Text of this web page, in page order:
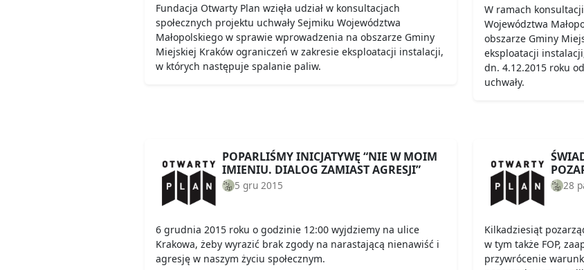
Fundacja Otwarty Plan wzięła udział w konsultacjach
społecznych projektu uchwały Sejmiku Województwa
Małopolskiego w sprawie wprowadzenia na obszarze Gminy
Miejskiej Kraków ograniczeń w zakresie eksploatacji instalacji,
w których następuje spalanie paliw.
W ramach
Województwa
obszarze Gminy
eksploatacji
dn. 4.12.2015 roku
uchwały.
POPARLIŚMY INICJATYWĘ “NIE W MOIM
IMIENIU. DIALOG ZAMIAST AGRESJI”
5 gru 2015
6 grudnia 2015 roku o godzinie 12:00 wyjdziemy na ulice
Krakowa, żeby wyrazić brak zgody na narastającą nienawiść i
agresję w naszym życiu społecznym.
28
Kilkadziesiąt
w tym także FOP,
przywrócenie